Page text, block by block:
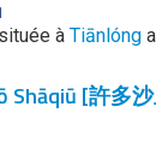
à Tiānlóng
Shāqiū [許多